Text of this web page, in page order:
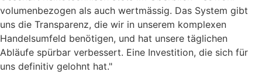
volumenbezogen als auch wertmässig. Das System gibt
uns die Transparenz, die wir in unserem komplexen
Handelsumfeld benötigen, und hat unsere täglichen
Abläufe spürbar verbessert. Eine Investition, die sich für
uns definitiv gelohnt hat."